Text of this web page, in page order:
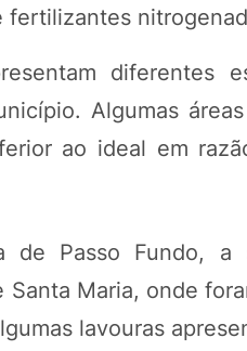
fertilizantes
diferentes
Algumas
ao ideal em
de Passo Fundo,
Santa Maria, onde
lavouras